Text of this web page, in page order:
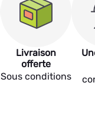
Livraison
offerte
Sous conditions